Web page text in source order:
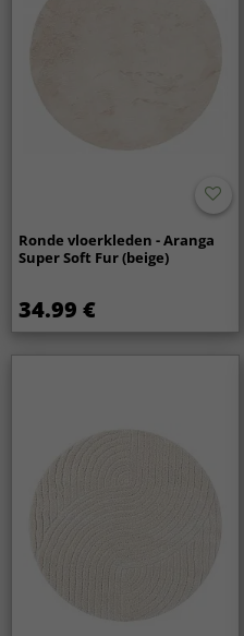
Ronde vloerkleden - Aranga
Super Soft Fur (beige)
34.99 €